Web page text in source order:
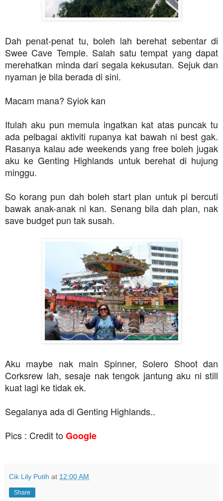
Dah penat-penat tu, boleh lah berehat sebentar di
Swee Cave Temple. Salah satu tempat yang dapat
merehatkan minda dari segala kekusutan. Sejuk dan
nyaman je bila berada di sini.
Macam mana? Syiok kan
Itulah aku pun memula ingatkan kat atas puncak tu
ada pelbagai aktiviti rupanya kat bawah ni best gak.
Rasanya kalau ade weekends yang free boleh jugak
aku ke Genting Highlands untuk berehat di hujung
minggu.
So korang pun dah boleh start plan untuk pi bercuti
bawak anak-anak ni kan. Senang bila dah plan, nak
save budget pun tak susah.
Aku maybe nak main Spinner, Solero Shoot dan
Corksrew lah, sesaje nak tengok jantung aku ni still
kuat lagi ke tidak ek.
Segalanya ada di Genting Highlands..
Pics : Credit toGoogle
Cik Lily Putih at 12:00 AM
Share